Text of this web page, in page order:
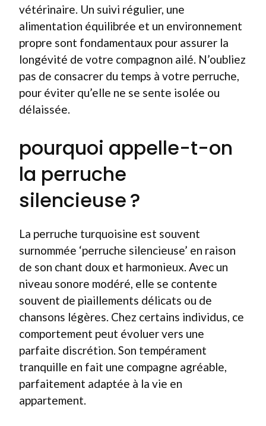
vétérinaire. Un suivi régulier, une
alimentation équilibrée et un environnement
propre sont fondamentaux pour assurer la
longévité de votre compagnon ailé. N’oubliez
pas de consacrer du temps à votre perruche,
pour éviter qu’elle ne se sente isolée ou
délaissée.
pourquoi appelle-t-on
la perruche
silencieuse ?
La perruche turquoisine est souvent
surnommée ‘perruche silencieuse’ en raison
de son chant doux et harmonieux. Avec un
niveau sonore modéré, elle se contente
souvent de piaillements délicats ou de
chansons légères. Chez certains individus, ce
comportement peut évoluer vers une
parfaite discrétion. Son tempérament
tranquille en fait une compagne agréable,
parfaitement adaptée à la vie en
appartement.